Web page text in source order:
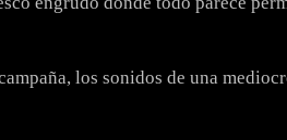
los sonidos de una